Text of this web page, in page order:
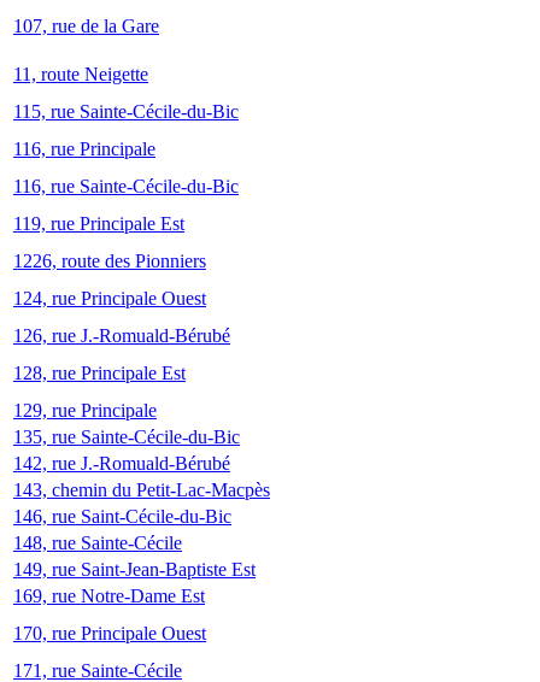
107, rue de la Gare
11, route Neigette
115, rue Sainte-Cécile-du-Bic
116, rue Principale
116, rue Sainte-Cécile-du-Bic
119, rue Principale Est
1226, route des Pionniers
124, rue Principale Ouest
126, rue J.-Romuald-Bérubé
128, rue Principale Est
129, rue Principale
135, rue Sainte-Cécile-du-Bic
142, rue J.-Romuald-Bérubé
143, chemin du Petit-Lac-Macpès
146, rue Saint-Cécile-du-Bic
148, rue Sainte-Cécile
149, rue Saint-Jean-Baptiste Est
169, rue Notre-Dame Est
170, rue Principale Ouest
171, rue Sainte-Cécile